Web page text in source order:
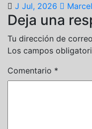
J Jul, 2026
Deja una
Tu dirección de
Los campos
Comentario *